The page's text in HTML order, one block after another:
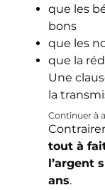
que les
bons
que les
que la
Une
la
Continuer à
tout à
l’argent
ans.